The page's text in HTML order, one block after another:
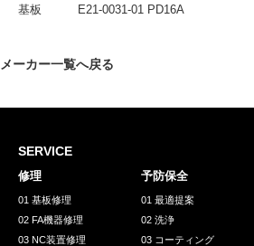
INTERVIEW
採用情報
GREEN
環境への取り組み
基板 E21-0031-01 PD16A
メーカー一覧へ戻る
SERVICE
修理
01 基板修理
02 FA機器修理
03 NC装置修理
予防保全
01 最適提案
02 洗浄
03 コーティング